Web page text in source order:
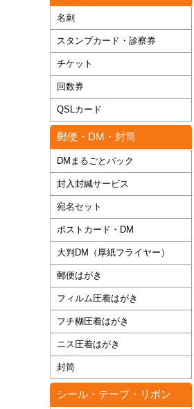
名刺
スタンプカード・診察券
チケット
回数券
QSLカード
郵便・DM・封筒
DMまるごとパック
封入封緘サービス
宛名セット
ポストカード・DM
大判DM（厚紙フライヤー）
郵便はがき
フィルム圧着はがき
フチ糊圧着はがき
ニス圧着はがき
封筒
シール・テープ・リボン